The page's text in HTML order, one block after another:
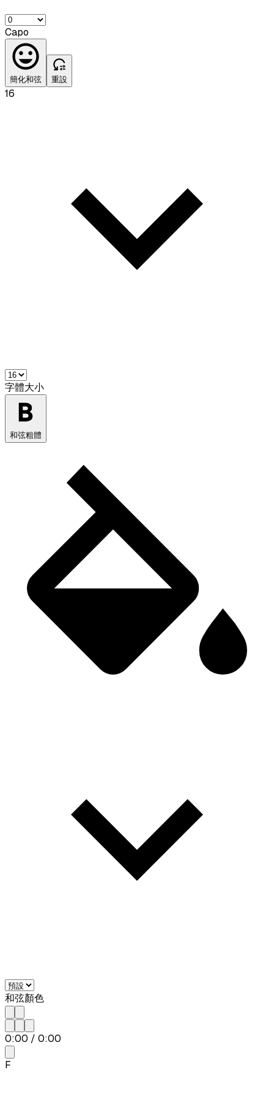
Capo
簡化和弦 重設
16
字體大小
和弦粗體
和弦顏色
0:00 / 0:00
F